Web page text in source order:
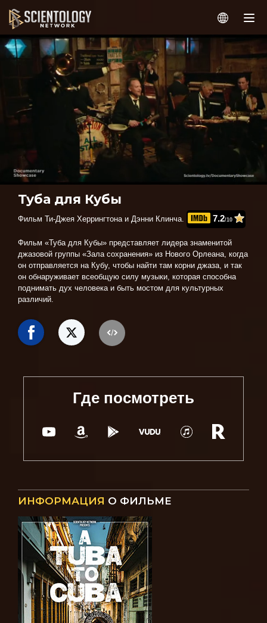
Туба для Кубы
Фильм Ти-Джея Херрингтона и Дэнни Клинча. 7.2/10
Фильм «Туба для Кубы» представляет лидера знаменитой
джазовой группы «Зала сохранения» из Нового Орлеана, когда
он отправляется на Кубу, чтобы найти там корни джаза, и так
он обнаруживает всеобщую силу музыки, которая способна
поднимать дух человека и быть мостом для культурных
различий.
Где посмотреть
ИНФОРМАЦИЯ О ФИЛЬМЕ